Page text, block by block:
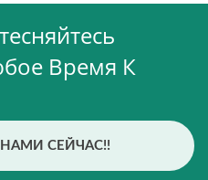
Время К
СЕЙЧАС!!